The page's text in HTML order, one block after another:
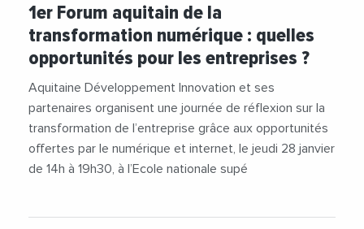
1er Forum aquitain de la
transformation numérique : quelles
opportunités pour les entreprises ?
Aquitaine Développement Innovation et ses
partenaires organisent une journée de réflexion sur la
transformation de l’entreprise grâce aux opportunités
offertes par le numérique et internet, le jeudi 28 janvier
de 14h à 19h30, à l’Ecole nationale supé